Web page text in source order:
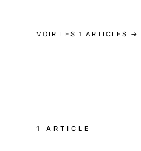
VOIR LES 1 ARTICLES →
1 ARTICLE